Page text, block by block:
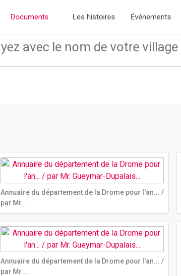
Documents Les histoires Événements
Annuaire du département de la Drome pour l'an... /
par Mr....
Annuaire du département de la Drome pour l'an... /
par Mr....